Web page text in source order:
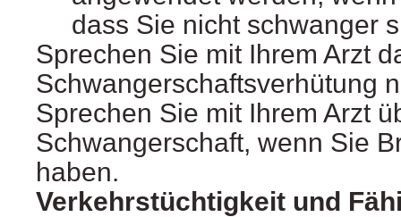
dass Sie nicht schwanger
Sprechen Sie mit Ihrem Arzt
Schwangerschaftsverhütung
Sprechen Sie mit Ihrem Arzt
Schwangerschaft, wenn Sie
haben.
Verkehrstüchtigkeit und